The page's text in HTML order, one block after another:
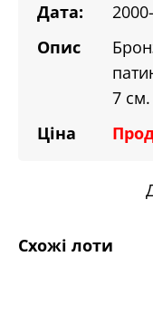
Дата:
Опис
7 см.
Ціна
Схожі лоти